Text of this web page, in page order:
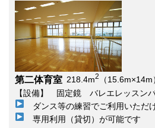
第二体育室 218.4m2
（15.6m×14m
【設備】 固定鏡 バレエレッスン
ダンス等の練習でご利用いただ
専用利用（貸切）が可能です